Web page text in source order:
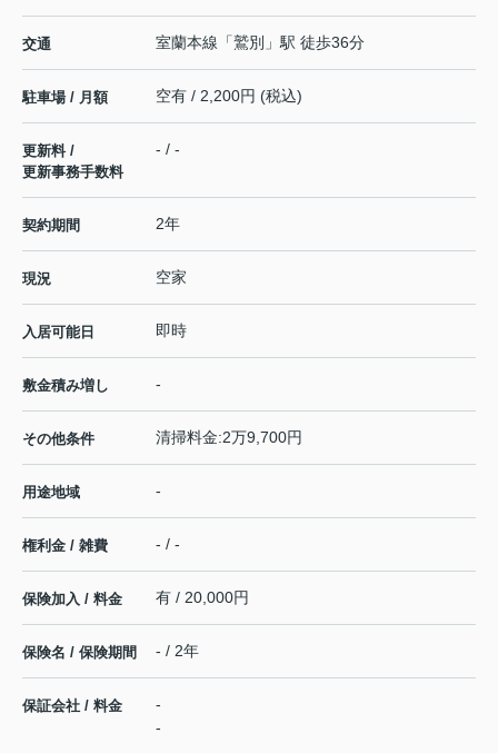
交通 室蘭本線 「鷲別 」駅 徒歩36分
駐車場 / 月額 空有 / 2,200円 (税込)
更新料 /
更新事務手数料
- / -
契約期間 2年
現況 空家
入居可能日 即時
敷金積み増し -
その他条件 清掃料金:2万9,700円
用途地域 -
権利金 / 雑費 - / -
保険加入 / 料金 有 / 20,000円
保険名 / 保険期間 - / 2年
保証会社 / 料金
-
-